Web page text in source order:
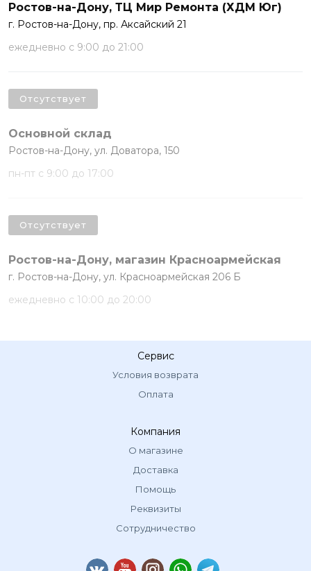
Ростов-на-Дону, ТЦ Мир Ремонта (ХДМ Юг)
г. Ростов-на-Дону, пр. Аксайский 21
ежедневно с 9:00 до 21:00
Основной склад
Ростов-на-Дону, ул. Доватора, 150
пн-пт с 9:00 до 17:00
Отсутствует
Ростов-на-Дону, магазин Красноармейская
г. Ростов-на-Дону, ул. Красноармейская 206 Б
ежедневно с 10:00 до 20:00
Отсутствует
Сервис
Условия возврата
Оплата
Компания
О магазине
Доставка
Помощь
Реквизиты
Сотрудничество